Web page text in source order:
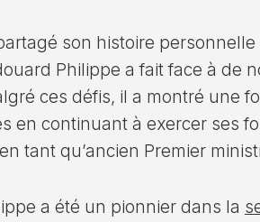
son histoire personnelle
Philippe a fait face à de
ces défis, il a montré une
en continuant à exercer ses
tant qu’ancien Premier
a été un pionnier dans la